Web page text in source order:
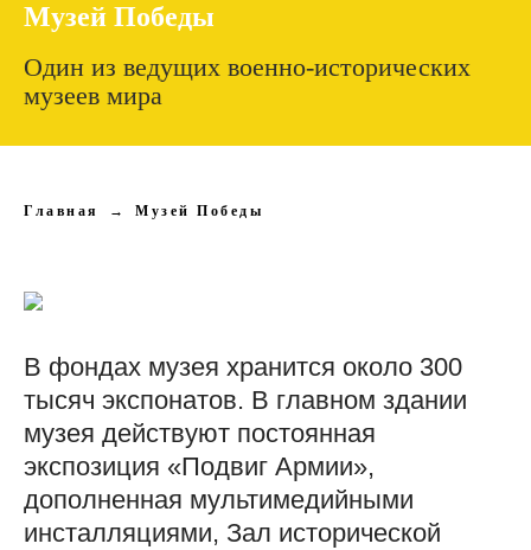
Музей Победы
Один из ведущих военно-исторических
музеев мира
Главная → Музей Победы
В фондах музея хранится около 300
тысяч экспонатов. В главном здании
музея действуют постоянная
экспозиция «Подвиг Армии»,
дополненная мультимедийными
инсталляциями, Зал исторической